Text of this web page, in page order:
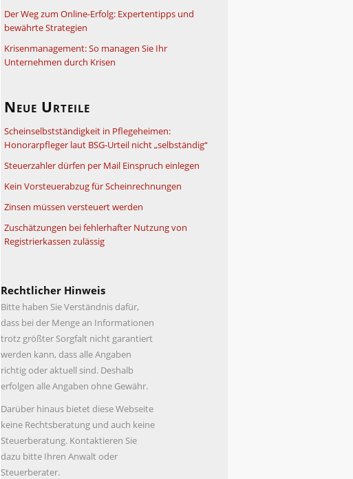
Der Weg zum Online-Erfolg: Expertentipps und
bewährte Strategien
Krisenmanagement: So managen Sie Ihr
Unternehmen durch Krisen
Neue Urteile
Scheinselbstständigkeit in Pflegeheimen:
Honorarpfleger laut BSG-Urteil nicht „selbständig“
Steuerzahler dürfen per Mail Einspruch einlegen
Kein Vorsteuerabzug für Scheinrechnungen
Zinsen müssen versteuert werden
Zuschätzungen bei fehlerhafter Nutzung von
Registrierkassen zulässig
Rechtlicher Hinweis
Bitte haben Sie Verständnis dafür,
dass bei der Menge an Informationen
trotz größter Sorgfalt nicht garantiert
werden kann, dass alle Angaben
richtig oder aktuell sind. Deshalb
erfolgen alle Angaben ohne Gewähr.
Darüber hinaus bietet diese Webseite
keine Rechtsberatung und auch keine
Steuerberatung. Kontaktieren Sie
dazu bitte Ihren Anwalt oder
Steuerberater.